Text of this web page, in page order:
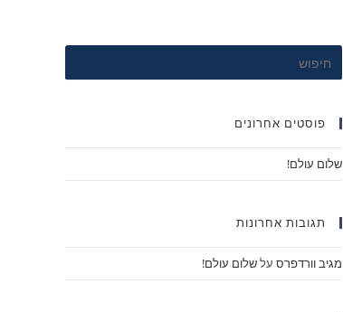
פוסטים אחרונים
שלום עולם!
תגובות אחרונות
מגיב וורדפרס עלשלום עולם!